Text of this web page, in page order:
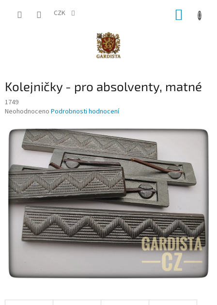
CZK
Kolejničky - pro absolventy, matné
1749
Průměrné
produktu
je
hvězdiček.
Neohodnoceno Podrobnosti hodnocení